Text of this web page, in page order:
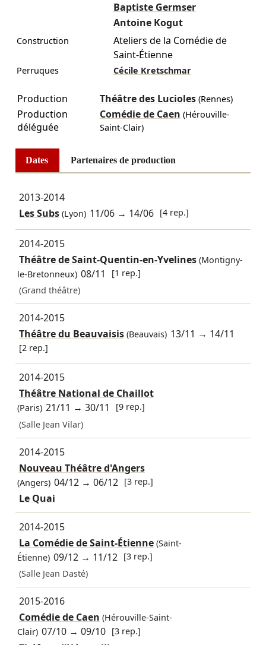
Baptiste Germser
Antoine Kogut
Construction
Ateliers de la Comédie de
Saint-Étienne
Perruques Cécile Kretschmar
Production Théâtre des Lucioles(Rennes)
Production
déléguée
Comédie de Caen (Hérouville-
Saint-Clair)
Dates Partenaires de production
2013-2014
Les Subs(Lyon) 11/06 → 14/06 [4 rep.]
2014-2015
Théâtre de Saint-Quentin-en-Yvelines(Montigny-
le-Bretonneux) 08/11
[1 rep.]
(Grand théâtre)
2014-2015
Théâtre du Beauvaisis(Beauvais) 13/11 → 14/11
[2 rep.]
2014-2015
Théâtre National de Chaillot
(Paris) 21/11 →30/11
[9 rep.]
(Salle Jean Vilar)
2014-2015
Nouveau Théâtre d'Angers
(Angers) 04/12 →06/12 [3 rep.]
Le Quai
2014-2015
La Comédie de Saint-Étienne(Saint-
Étienne) 09/12 → 11/12 [3 rep.]
(Salle Jean Dasté)
2015-2016
Comédie de Caen (Hérouville-Saint-
Clair) 07/10 →09/10 [3 rep.]